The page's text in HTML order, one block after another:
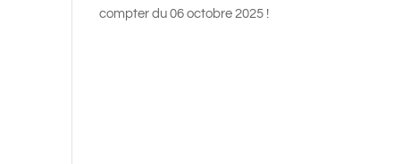
compter du 06 octobre 2025 !